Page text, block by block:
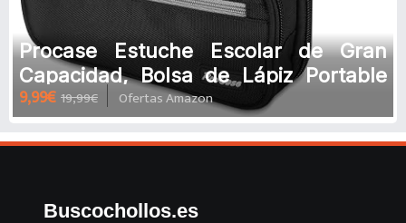
Procase Estuche Escolar de Gran
Capacidad, Bolsa de Lápiz Portable
Estuche Organizador de Material
9,99€ 19,99€ Ofertas Amazon
Buscochollos.es